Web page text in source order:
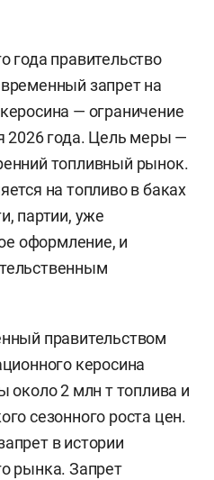
года правительство
временный запрет на
— ограничение
2026 года. Цель меры —
топливный рынок.
на топливо в баках
партии, уже
оформление, и
правительством
керосина
около 2 млн т топлива и
сезонного роста цен.
в истории
рынка. Запрет